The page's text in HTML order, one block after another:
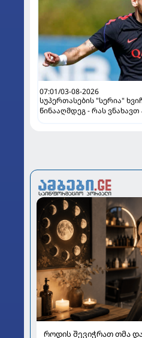
07:01/03-08-2026
სუპერთასების "სერია" ხვიჩას და
წინააღმდეგ - რას ვნახავთ
როდის შევიჭრათ თმა